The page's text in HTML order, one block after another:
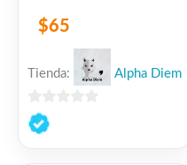
$65
Tienda: Alpha Diem
0
de